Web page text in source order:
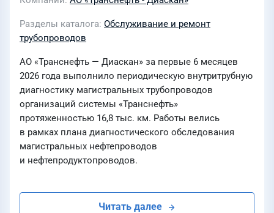
Разделы каталога Обслуживание и ремонт
трубопроводов
АО «Транснефть — Диаскан» за первые 6 месяцев
2026 года выполнило периодическую внутритрубную
диагностику магистральных трубопроводов
организаций системы «Транснефть»
протяженностью 16,8 тыс. км. Работы велись
в рамках плана диагностического обследования
магистральных нефтепроводов
и нефтепродуктопроводов.
Читать далее